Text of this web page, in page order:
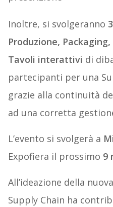
Inoltre, si svolgeranno
Produzione,
Tavoli interattivi di
partecipanti per una
grazie alla continuità
ad una corretta
L’evento si svolgerà a
Expofiera il prossimo 9
All’ideazione della
Supply Chain ha